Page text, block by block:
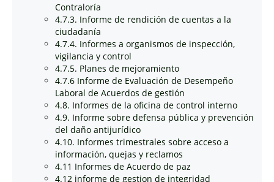
Contraloría
4.7.3. Informe de rendición de cuentas a la
ciudadanía
4.7.4. Informes a organismos de inspección,
vigilancia y control
4.7.5. Planes de mejoramiento
4.7.6 Informe de Evaluación de Desempeño
Laboral de Acuerdos de gestión
4.8. Informes de la oficina de control interno
4.9. Informe sobre defensa pública y prevención
del daño antijurídico
4.10. Informes trimestrales sobre acceso a
información, quejas y reclamos
4.11 Informes de Acuerdo de paz
4.12 informe de gestion de integridad